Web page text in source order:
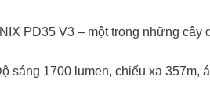
PD35 V3 – một trong những
sáng 1700 lumen, chiếu xa 357m,